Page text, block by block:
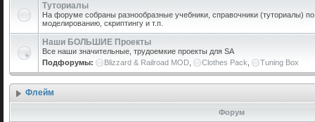
Туториалы
На форуме собраны разнообразные учебники, справочники (туториалы)
моделированию, скриптингу и т.п.
Наши БОЛЬШИЕ Проекты
Все наши значительные, трудоемкие проекты для SA
Подфорумы:
Blizzard & Railroad MOD Clothes Pack Tuning Box
Флейм
Форум